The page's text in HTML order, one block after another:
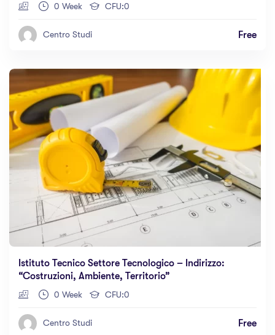
0 Week CFU:0
Centro Studi Free
Istituto Tecnico Settore Tecnologico – Indirizzo:
“costruzioni, Ambiente, Territorio”
0 Week CFU:0
Centro Studi Free